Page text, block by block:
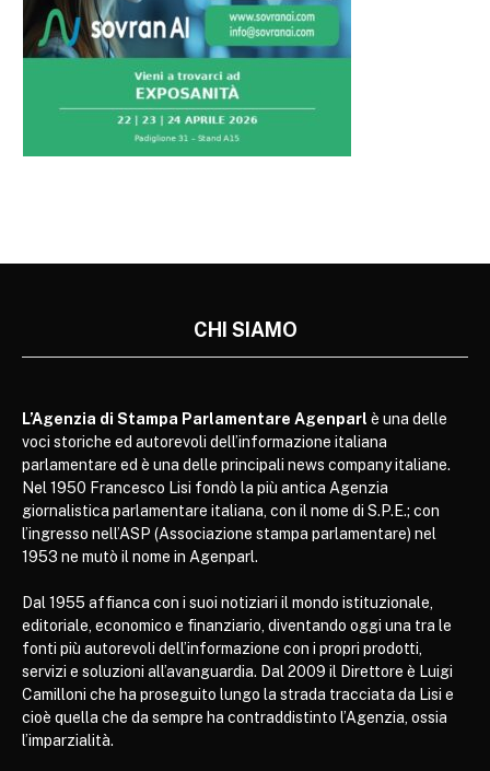
CHI SIAMO
L’Agenzia di Stampa Parlamentare Agenparl è una delle
voci storiche ed autorevoli dell’informazione italiana
parlamentare ed è una delle principali news company italiane.
Nel 1950 Francesco Lisi fondò la più antica Agenzia
giornalistica parlamentare italiana, con il nome di S.P.E.; con
l’ingresso nell’ASP (Associazione stampa parlamentare) nel
1953 ne mutò il nome in Agenparl.
Dal 1955 affianca con i suoi notiziari il mondo istituzionale,
editoriale, economico e finanziario, diventando oggi una tra le
fonti più autorevoli dell’informazione con i propri prodotti,
servizi e soluzioni all’avanguardia. Dal 2009 il Direttore è Luigi
Camilloni che ha proseguito lungo la strada tracciata da Lisi e
cioè quella che da sempre ha contraddistinto l’Agenzia, ossia
l’imparzialità.